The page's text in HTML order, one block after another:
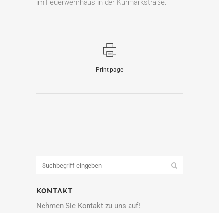
im Feuerwehrhaus in der Kurmarkstraße.
Print page
KONTAKT
Nehmen Sie Kontakt zu uns auf!